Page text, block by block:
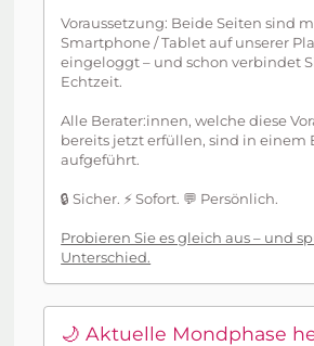
Voraussetzung: Beide Seiten sind
Smartphone / Tablet auf unserer
eingeloggt – und schon verbindet
Echtzeit.
Alle Berater:innen, welche diese
bereits jetzt erfüllen, sind in einem
aufgeführt.
🔒 Sicher. ⚡ Sofort. 💬 Persönlich.
Probieren Sie es gleich aus – und
Unterschied.
🌙 Aktuelle Mondphase